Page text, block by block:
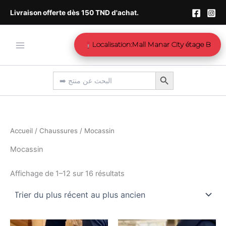
Livraison offerte dès 150 TND d'achat.
Search
for:
Search Button
Accueil / Chaussures / Mocassin
Mocassin
Affichage de 1–12 sur 16 résultats
du
plus
récent
au
ancien
Le
Le
Le
Localisation:Mall Manar City étage B